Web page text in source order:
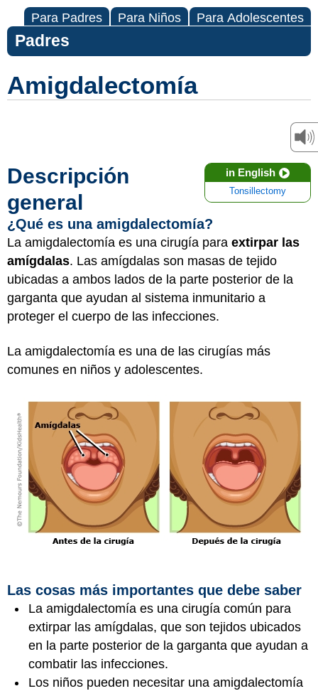
Para Padres Para Niños Para Adolescentes
Padres
Amigdalectomía
in English
Tonsillectomy
Descripción
general
¿Qué es una amigdalectomía?
La amigdalectomía es una cirugía para extirpar las
amígdalas. Las amígdalas son masas de tejido
ubicadas a ambos lados de la parte posterior de la
garganta que ayudan al sistema inmunitario a
proteger el cuerpo de las infecciones.
La amigdalectomía es una de las cirugías más
comunes en niños y adolescentes.
Las cosas más importantes que debe saber
La amigdalectomía es una cirugía común para
extirpar las amígdalas, que son tejidos ubicados
en la parte posterior de la garganta que ayudan a
combatir las infecciones.
Los niños pueden necesitar una amigdalectomía